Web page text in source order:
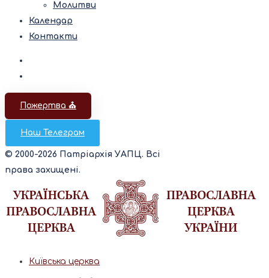
Молитви
Календар
Контакти
Пожертва ⛪️
Наш Телеграм
© 2000-2026 Патріархія УАПЦ. Всі
права захищені.
Київська церква